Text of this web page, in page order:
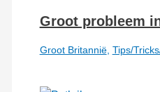
Groot probleem
Groot Britannië, Tips/